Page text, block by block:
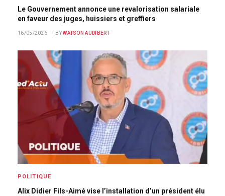
Le Gouvernement annonce une revalorisation salariale
en faveur des juges, huissiers et greffiers
16/05/2026 BY WATSON AUDIBERT
POLITIQUE
Alix Didier Fils-Aimé vise l’installation d’un président élu